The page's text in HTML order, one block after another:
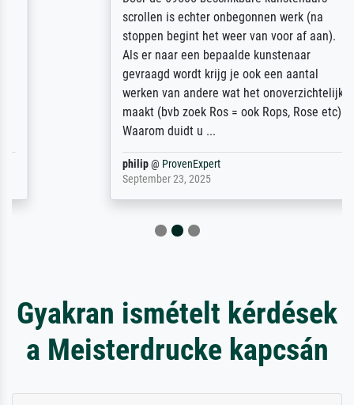
scrollen is echter onbegonnen werk (na
stoppen begint het weer van voor af aan).
Als er naar een bepaalde kunstenaar
gevraagd wordt krijg je ook een aantal
werken van andere wat het onoverzichtelijk
maakt (bvb zoek Ros = ook Rops, Rose etc).
Waarom duidt u ...
ProvenExpert
September 23, 2025
Gyakran ismételt kérdések
a Meisterdrucke kapcsán